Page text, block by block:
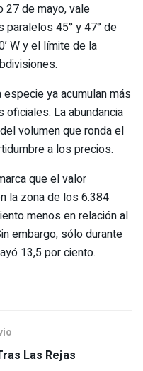
27 de mayo, vale
45° y 47° de
W y el límite de la
ya acumulan más
La abundancia
volumen que ronda el
a los precios.
que el valor
la zona de los 6.384
menos en relación al
embargo, sólo durante
13,5 por ciento.
Las Rejas